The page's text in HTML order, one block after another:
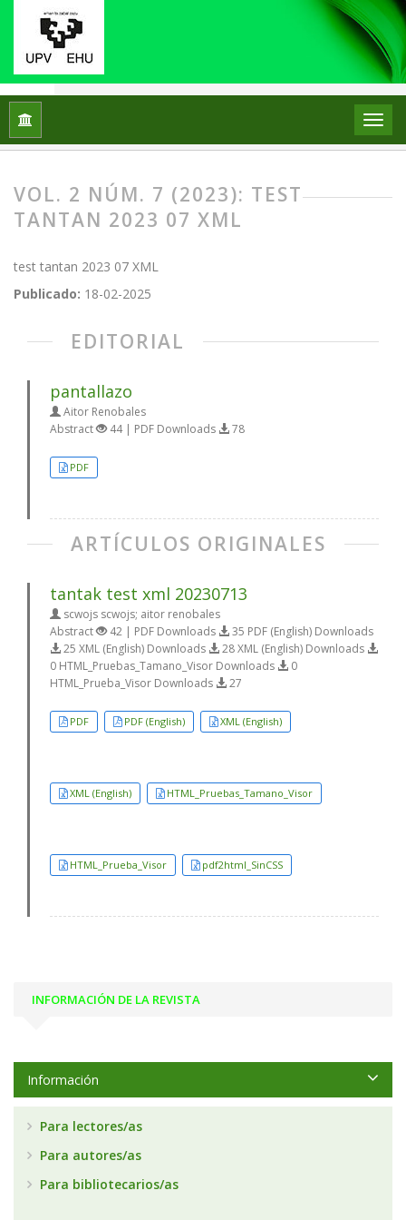
Inicio Vol. 2 Núm. 7 (2023): test tantan 2023 07
VOL. 2 NÚM. 7 (2023): TEST
TANTAN 2023 07 XML
test tantan 2023 07 XML
Publicado: 18-02-2025
EDITORIAL
pantallazo
Aitor Renobales
Abstract
44 | PDF Downloads 78
PDF
ARTÍCULOS ORIGINALES
tantak test xml 20230713
scwojs scwojs; aitor renobales
Abstract
42 | PDF Downloads
35 PDF (English) Downloads
25 XML (English) Downloads
28 XML (English) Downloads
0 HTML_Pruebas_Tamano_Visor Downloads
0
HTML_Prueba_Visor Downloads
27
PDF PDF (English) XML (English)
XML (English) HTML_Pruebas_Tamano_Visor
HTML_Prueba_Visor pdf2html_SinCSS
INFORMACIÓN DE LA REVISTA
Información
Para lectores/as
Para autores/as
Para bibliotecarios/as